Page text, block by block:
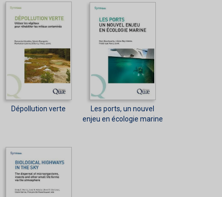
Dépollution verte
Les ports, un nouvel
enjeu en écologie marine